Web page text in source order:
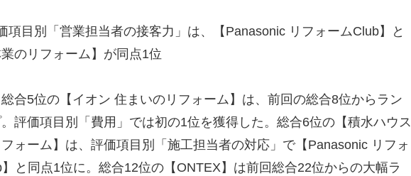
項目別「営業担当者の接客力」は、【Panasonic リフォームClub】と
業のリフォーム】が同点1位
合5位の【イオン 住まいのリフォーム】は、前回の総合8位からラン
評価項目別「費用」では初の1位を獲得した。総合6位の【積水ハウス
ォーム】は、評価項目別「施工担当者の対応」で【Panasonic リフォ
と同点1位に。総合12位の【ONTEX】は前回総合22位からの大幅ラ